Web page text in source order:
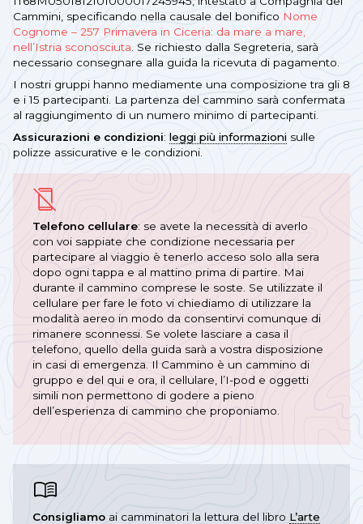
Cammini, specificando nella causale del bonifico Nome
Cognome – 257 Primavera in Ciceria: da mare a mare,
nell’Istria sconosciuta . Se richiesto dalla Segreteria, sarà
necessario consegnare alla guida la ricevuta di pagamento.
I nostri gruppi hanno mediamente una composizione tra gli 8
e i 15 partecipanti. La partenza del cammino sarà confermata
al raggiungimento di un numero minimo di partecipanti.
Assicurazioni e condizioni: leggi più informazioni sulle
polizze assicurative e le condizioni.
Telefono cellulare: se avete la necessità di averlo
con voi sappiate che condizione necessaria per
partecipare al viaggio è tenerlo acceso solo alla sera
dopo ogni tappa e al mattino prima di partire. Mai
durante il cammino comprese le soste. Se utilizzate il
cellulare per fare le foto vi chiediamo di utilizzare la
modalità aereo in modo da consentirvi comunque di
rimanere sconnessi. Se volete lasciare a casa il
telefono, quello della guida sarà a vostra disposizione
in casi di emergenza. Il Cammino è un cammino di
gruppo e del qui e ora, il cellulare, l’I-pod e oggetti
simili non permettono di godere a pieno
dell’esperienza di cammino che proponiamo.
Consigliamo ai camminatori la lettura del libro L’arte